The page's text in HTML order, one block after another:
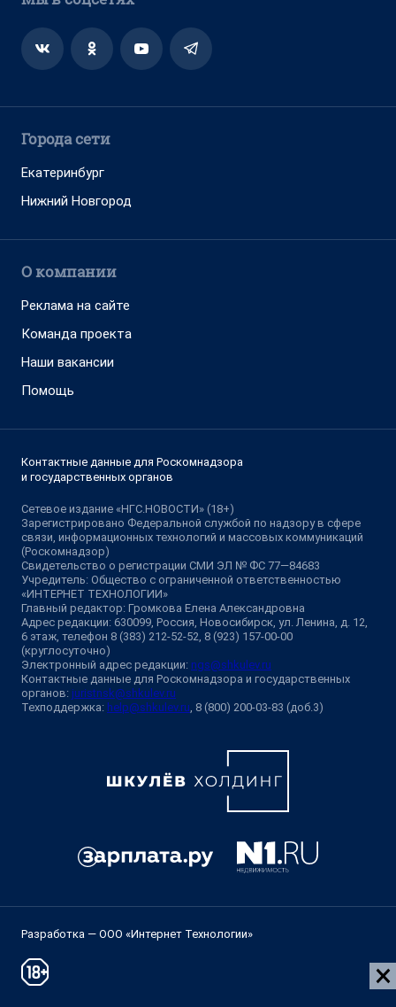
Города сети
Екатеринбург
Нижний Новгород
О компании
Реклама на сайте
Команда проекта
Наши вакансии
Помощь
Контактные данные для Роскомнадзора
и государственных органов
Сетевое издание «НГС.НОВОСТИ» (18+)
Зарегистрировано Федеральной службой по надзору в сфере
связи, информационных технологий и массовых коммуникаций
(Роскомнадзор)
Свидетельство о регистрации СМИ ЭЛ № ФС 77—84683
Учредитель: Общество с ограниченной ответственностью
«ИНТЕРНЕТ ТЕХНОЛОГИИ»
Главный редактор: Громкова Елена Александровна
Адрес редакции: 630099, Россия, Новосибирск, ул. Ленина, д. 12,
6 этаж, телефон 8 (383) 212-52-52, 8 (923) 157-00-00
(круглосуточно)
Электронный адрес редакции: ngs@shkulev.ru
Контактные данные для Роскомнадзора и государственных
органов: juristnsk@shkulev.ru
Техподдержка: help@shkulev.ru , 8 (800) 200-03-83 (доб.3)
Разработка — ООО «Интернет Технологии»